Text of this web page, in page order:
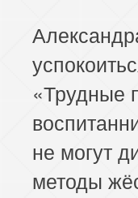
«Трудные
не могут
методы